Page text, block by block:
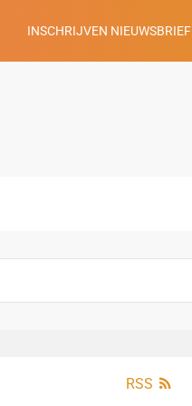
INSCHRIJVEN NIEUWSBRIEF
RSS